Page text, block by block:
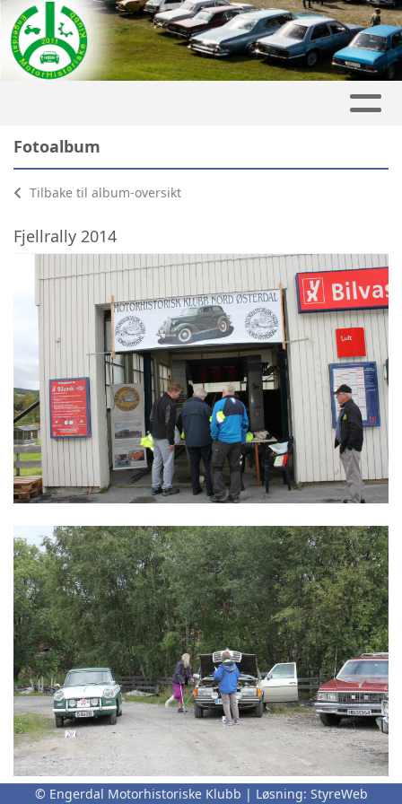
Fotoalbum
Tilbake til album-oversikt
Fjellrally 2014
© Engerdal Motorhistoriske Klubb | Løsning: StyreWeb